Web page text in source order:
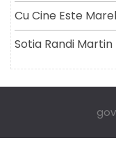
Cu Cine Este
Sotia Randi